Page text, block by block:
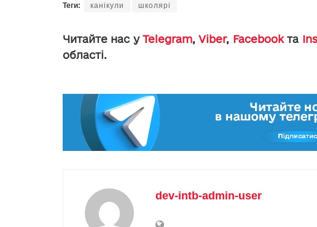
Теги: канікули школярі
Читайте нас уTelegram,Viber, Facebookта
області.
dev-intb-admin-user